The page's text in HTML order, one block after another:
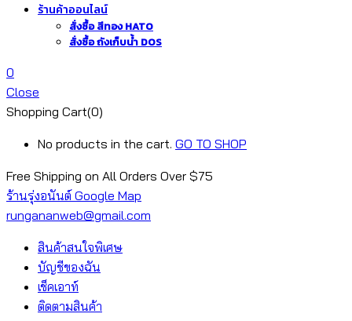
ร้านค้าออนไลน์
สั่งซื้อ สีทอง HATO
สั่งซื้อ ถังเก็บน้ำ DOS
0
Close
Shopping Cart(0)
No products in the cart. GO TO SHOP
Free Shipping on All Orders Over $75
ร้านรุ่งอนันต์ Google Map
rungananweb@gmail.com
สินค้าสนใจพิเศษ
บัญชีของฉัน
เช็คเอาท์
ติดตามสินค้า